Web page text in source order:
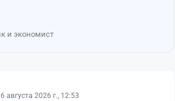
и экономист
6 августа 2026 г., 12:53